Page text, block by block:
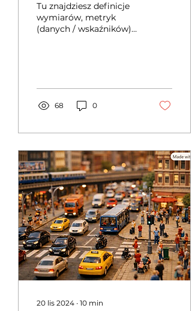
Tu znajdziesz definicje
wymiarów, metryk
(danych / wskaźników)
narzędzia.
68 0
20 lis 2024 ∙ 10 min